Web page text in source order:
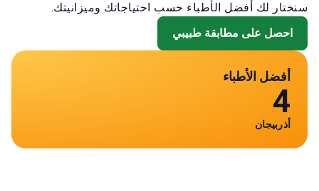
سنختار لك أفضل الأطباء حسب احتياجاتك وميزانيتك.
احصل على مطابقة طبيبي
أفضل الأطباء
4
أذربيجان